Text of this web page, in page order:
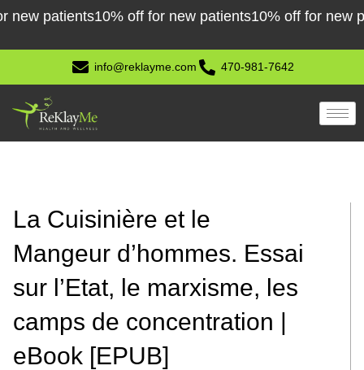
Skip
content
patients10% off for new patients10% off for new
info@reklayme.com 470-981-7642
La Cuisinière et le
Mangeur d’hommes. Essai
sur l’Etat, le marxisme, les
camps de concentration |
eBook [EPUB]